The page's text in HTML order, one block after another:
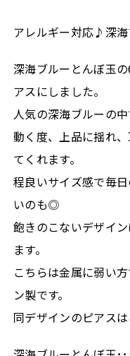
アレルギー対応♪深
深海ブルーとんぼ玉
アスにしました。
人気の深海ブルーの
動く度、上品に揺れ
てくれます。
程良いサイズ感で毎
いのも◎
飽きのこないデザイ
ます。
こちらは金属に弱い
ン製です。
同デザインのピアスは